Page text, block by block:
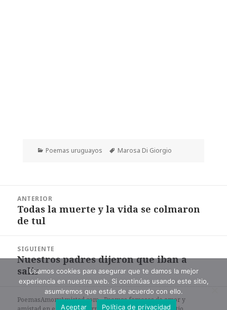
Categorías
Poemas uruguayos Etiquetas
Marosa Di Giorgio
entradas
ANTERIOR
Entrada
anterior:
Todas la muerte y la vida se colmaron
de tul
SIGUIENTE
Entrada
siguiente:
Nuestros padres dijeron que iban a
salir
PoemasAmoryAmistad.com - Poemas famosos de amor y
Usamos cookies para asegurar que te damos la mejor
experiencia en nuestra web. Si continúas usando este sitio,
asumiremos que estás de acuerdo con ello.
Aceptar
Política de privacidad